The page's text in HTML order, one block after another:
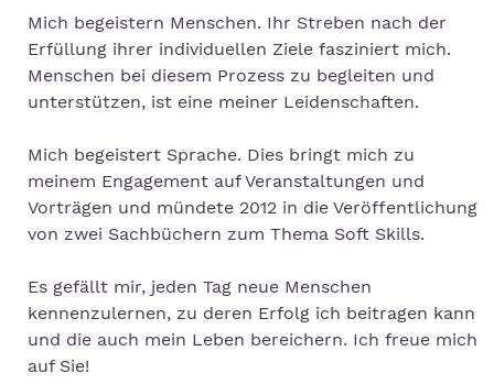
Mich begeistern Menschen. Ihr Streben nach der
Erfüllung ihrer individuellen Ziele fasziniert mich.
Menschen bei diesem Prozess zu begleiten und
unterstützen, ist eine meiner Leidenschaften.
Mich begeistert Sprache. Dies bringt mich zu
meinem Engagement auf Veranstaltungen und
Vorträgen und mündete 2012 in die Veröffentlichung
von zwei Sachbüchern zum Thema Soft Skills.
Es gefällt mir, jeden Tag neue Menschen
kennenzulernen, zu deren Erfolg ich beitragen kann
und die auch mein Leben bereichern. Ich freue mich
auf Sie!